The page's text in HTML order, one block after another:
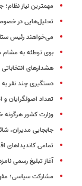
مهمترین نیاز
تحلیل‌هایی در
می‌خواهند رئیس ستاد
بوی توطئه به مشام
هشدارهای
دستگیری چند نفر به
تعداد اصولگرایان و اصلاح
وزارت کشور هرگونه
جابجایی مدیران،
تمامی کاندیداهای
آغاز تبلیغ رسمی
مشارکت سیاسی؛